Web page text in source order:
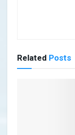
Related Posts